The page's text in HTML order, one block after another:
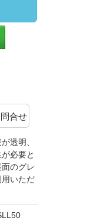
合せ
透明、
必要と
のグレ
いただ